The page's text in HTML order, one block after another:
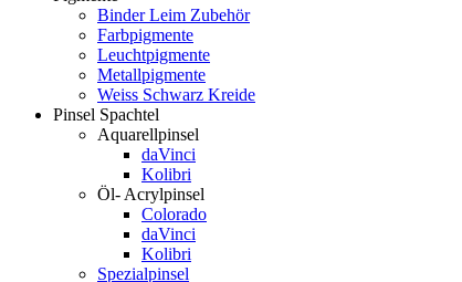
Binder Leim Zubehör
Farbpigmente
Leuchtpigmente
Metallpigmente
Weiss Schwarz Kreide
Pinsel Spachtel
Aquarellpinsel
daVinci
Kolibri
Öl- Acrylpinsel
Colorado
daVinci
Kolibri
Spezialpinsel